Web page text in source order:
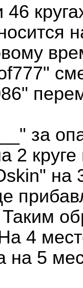
за
2
на
Таким
4
на 5